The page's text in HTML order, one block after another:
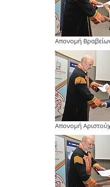
Απονομή
Απονομή